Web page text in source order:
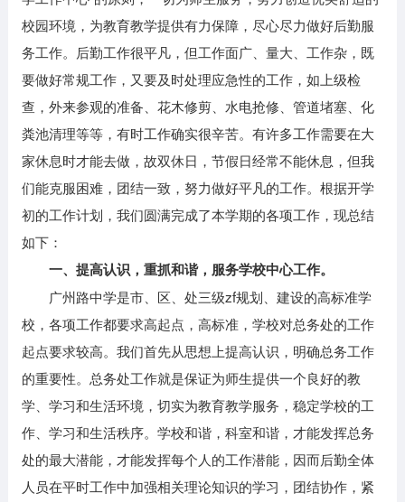
校园环境，为教育教学提供有力保障，尽心尽力做好后勤服
务工作。后勤工作很平凡，但工作面广、量大、工作杂，既
要做好常规工作，又要及时处理应急性的工作，如上级检
查，外来参观的准备、花木修剪、水电抢修、管道堵塞、化
粪池清理等等，有时工作确实很辛苦。有许多工作需要在大
家休息时才能去做，故双休日，节假日经常不能休息，但我
们能克服困难，团结一致，努力做好平凡的工作。根据开学
初的工作计划，我们圆满完成了本学期的各项工作，现总结
如下：
一、提高认识，重抓和谐，服务学校中心工作。
广州路中学是市、区、处三级zf规划、建设的高标准学
校，各项工作都要求高起点，高标准，学校对总务处的工作
起点要求较高。我们首先从思想上提高认识，明确总务工作
的重要性。总务处工作就是保证为师生提供一个良好的教
学、学习和生活环境，切实为教育教学服务，稳定学校的工
作、学习和生活秩序。学校和谐，科室和谐，才能发挥总务
处的最大潜能，才能发挥每个人的工作潜能，因而后勤全体
人员在平时工作中加强相关理论知识的学习，团结协作，紧